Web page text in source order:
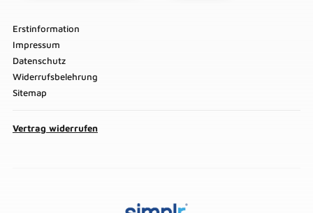
Erstinformation
Impressum
Datenschutz
Widerrufsbelehrung
Sitemap
Vertrag widerrufen